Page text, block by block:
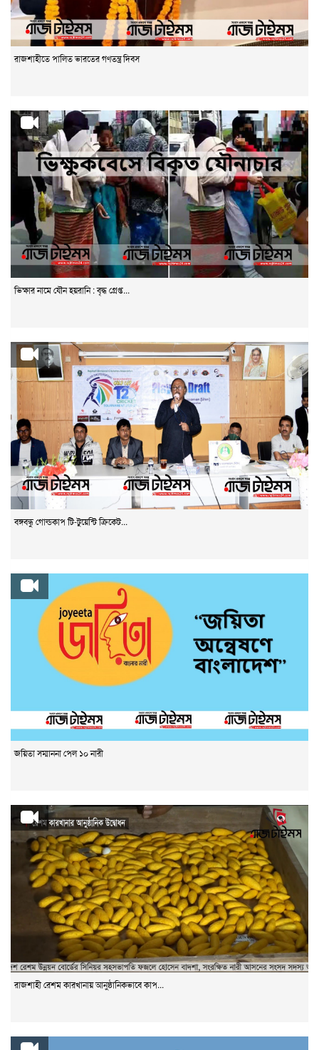
রাজশাহীতে পালিত ভারতের গণতন্ত্র দিবস
ভিক্ষার নামে যৌন হয়রানি : বৃদ্ধ গ্রেপ্ত...
বঙ্গবন্ধু গোল্ডকাপ টি-টুয়েন্টি ক্রিকেট...
জয়িতা সম্মাননা পেল ১০ নারী
রাজশাহী রেশম কারখানায় আনুষ্ঠানিকভাবে কাপ...